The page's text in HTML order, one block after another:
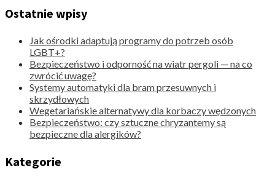
Ostatnie wpisy
Jak ośrodki adaptują programy do potrzeb osób
LGBT+?
Bezpieczeństwo i odporność na wiatr pergoli — na co
zwrócić uwagę?
Systemy automatyki dla bram przesuwnych i
skrzydłowych
Wegetariańskie alternatywy dla korbaczy wędzonych
Bezpieczeństwo: czy sztuczne chryzantemy są
bezpieczne dla alergików?
Kategorie